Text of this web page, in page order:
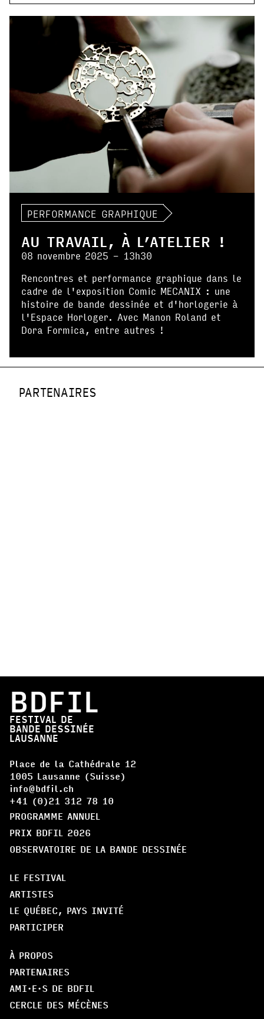
PERFORMANCE GRAPHIQUE
AU TRAVAIL, À L’ATELIER !
08 novembre 2025 - 13h30
Rencontres et performance graphique dans le
cadre de l'exposition Comic MECANIX : une
histoire de bande dessinée et d'horlogerie à
l'Espace Horloger. Avec Manon Roland et
Dora Formica, entre autres !
PARTENAIRES
BDFIL
FESTIVAL DE
BANDE DESSINÉE
LAUSANNE
Place de la Cathédrale 12
1005 Lausanne (Suisse)
info@bdfil.ch
+41 (0)21 312 78 10
PROGRAMME ANNUEL
PRIX BDFIL 2026
OBSERVATOIRE DE LA BANDE DESSINÉE
LE FESTIVAL
ARTISTES
LE QUÉBEC, PAYS INVITÉ
PARTICIPER
À PROPOS
PARTENAIRES
AMI·E·S DE BDFIL
CERCLE DES MÉCÈNES